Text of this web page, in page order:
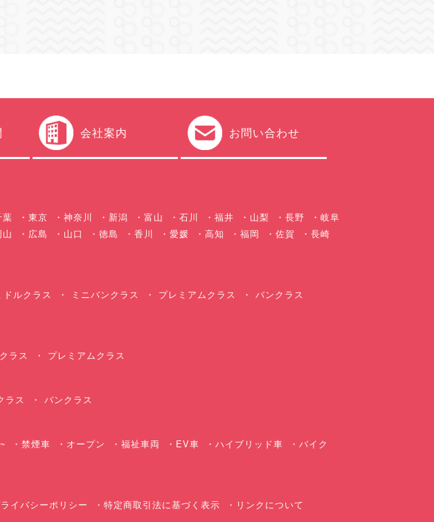
会社案内 お問い合わせ
葉 東京 神奈川 新潟 富山 石川 福井 山梨 長野
岐阜
山 広島 山口 徳島 香川 愛媛 高知 福岡 佐賀
長崎
ドルクラス ミニバンクラス プレミアムクラス
バンクラス
ラス プレミアムクラス
ラス バンクラス
禁煙車 オープン 福祉車両 EV車 ハイブリッド車
バイク
イバシーポリシー 特定商取引法に基づく表示 リンクについて